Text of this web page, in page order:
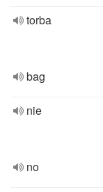
torba
bag
nie
no